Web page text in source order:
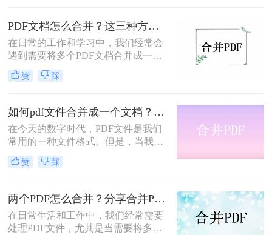
阅和管理。那么pdf文档怎么合并成一
个文件呢？以下，我将为您介绍两种
常用的PDF合并方法。
PDF文档怎么合并？这三种方法分享给你！
在日常的工作和学习中，我们经常会
遇到需要将多个PDF文档合并成一个
的情况。这种需求在整理报告、收集
资料或准备演示文稿时尤为常见。那
将介绍三种高效的方法，帮助您轻松
地将多个PDF文档合并成一个。
赞 踩
如何pdf文件合并成一个文档？三种合并方法教会你！
在今天的数字时代，PDF文件是我们
常用的一种文件格式。但是，当我们
需要将多个PDF文件合并成一个文档
时，很多人不知道该怎么做。本文将
文档的方法，让您轻松应对这个问
题。
赞 踩
两个PDF怎么合并？分享合并PDF的三个方法！
​在日常生活和工作中，我们经常需要
处理PDF文件，尤其是当需要将多个